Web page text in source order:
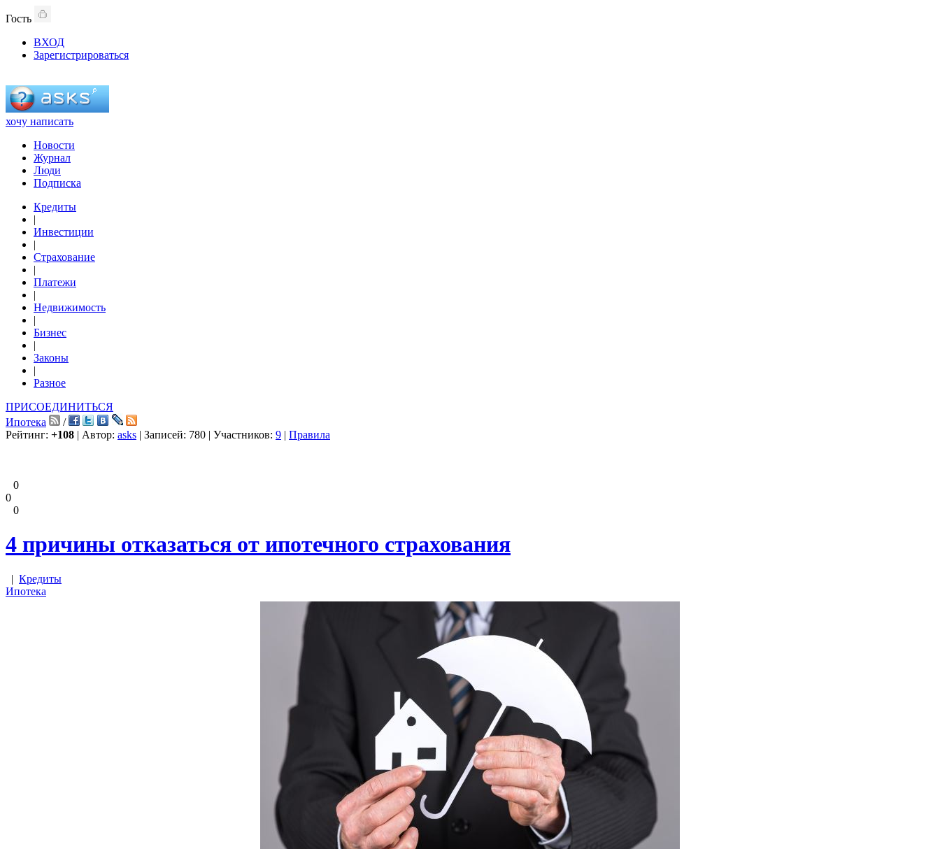
Гость
ВХОД
Зарегистрироваться
хочу написать
Новости
Журнал
Люди
Подписка
Кредиты
|
Инвестиции
|
Страхование
|
Платежи
|
Недвижимость
|
Бизнес
|
Законы
|
Разное
ПРИСОЕДИНИТЬСЯ
Ипотека
/
Рейтинг: +108 | Автор: asks | Записей: 780 | Участников: 9 | Правила
0
0
0
4 причины отказаться от ипотечного страхования
| Кредиты
Ипотека